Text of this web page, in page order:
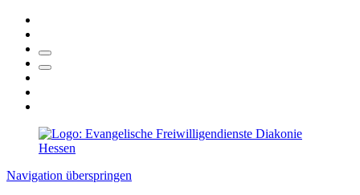
Navigation überspringen